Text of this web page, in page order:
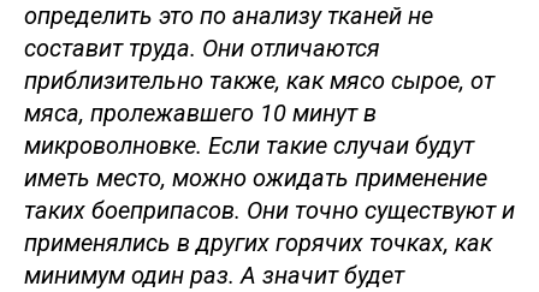
определить это по анализу тканей не
составит труда. Они отличаются
приблизительно также, как мясо сырое, от
мяса, пролежавшего 10 минут в
микроволновке. Если такие случаи будут
иметь место, можно ожидать применение
таких боеприпасов. Они точно существуют и
применялись в других горячих точках, как
минимум один раз. А значит будет